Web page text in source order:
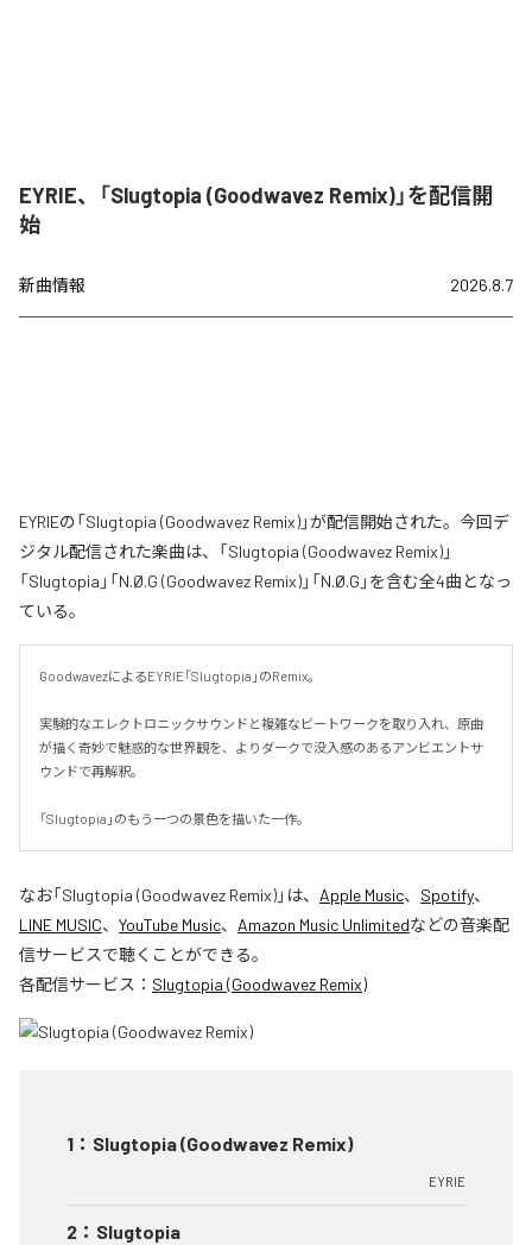
EYRIE、「Slugtopia (Goodwavez Remix)」を配信開
始
新曲情報 2026.8.7
EYRIEの「Slugtopia (Goodwavez Remix)」が配信開始された。今回デ
ジタル配信された楽曲は、「Slugtopia (Goodwavez Remix)」
「Slugtopia」「N.Ø.G (Goodwavez Remix)」「N.Ø.G」を含む全4曲となっ
ている。
GoodwavezによるEYRIE「Slugtopia」のRemix。
実験的なエレクトロニックサウンドと複雑なビートワークを取り入れ、原曲
が描く奇妙で魅惑的な世界観を、よりダークで没入感のあるアンビエントサ
ウンドで再解釈。
「Slugtopia」のもう一つの景色を描いた一作。
なお「Slugtopia (Goodwavez Remix)」は、 Apple Music、 Spotify、
LINE MUSIC、 YouTube Music、 Amazon Music Unlimitedなどの音楽配
信サービスで聴くことができる。
各配信サービス： Slugtopia (Goodwavez Remix)
1 ： Slugtopia (Goodwavez Remix)
EYRIE
2 ： Slugtopia